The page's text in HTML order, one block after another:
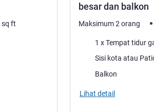
sq ft
besar dan balkon
Maksimum 2 orang
Selimut1 x Tempat tidur
Pemandangan:
Sisi kota atau
Sebagian besar
Balkon
Lihat detail